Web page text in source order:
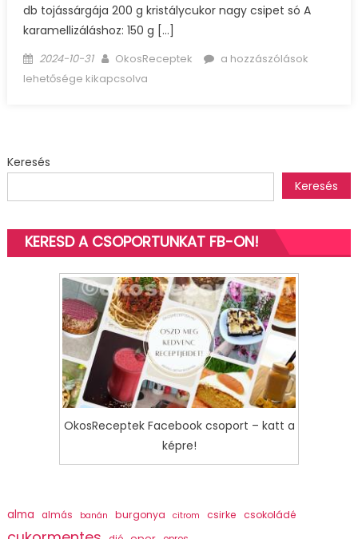
db tojássárgája 200 g kristálycukor nagy csipet só A
karamellizáláshoz: 150 g […]
Posted
on
2024-10-31 Author
OkosReceptek
Óriás
bejegyzéshez
a hozzászólások
lehetősége kikapcsolva
Keresés
Keresés
KERESD A CSOPORTUNKAT FB-ON!
OkosReceptek Facebook csoport – katt a
képre!
alma almás banán burgonya citrom csirke csokoládé